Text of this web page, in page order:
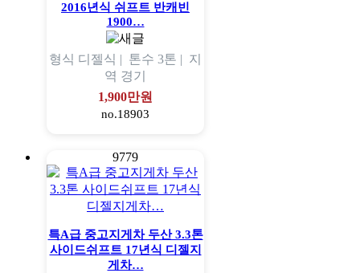
2016년식 쉬프트 반캐빈
1900…
형식 디젤식 | 톤수 3톤 | 지
역 경기
1,900만원
no.18903
9779
특A급 중고지게차 두산 3.3톤
사이드쉬프트 17년식 디젤지
게차…